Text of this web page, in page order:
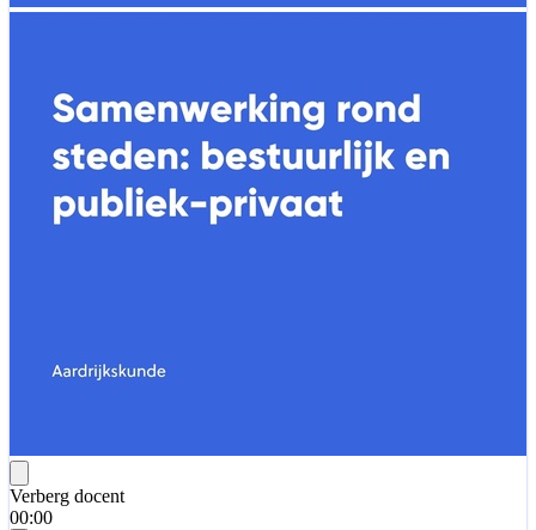
Verberg docent
00:00